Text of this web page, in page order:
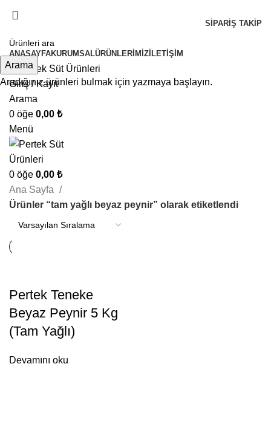
SIPARIŞ TAKIP
3.000 ₺ Ve Üzeri Alışverişlerde Ücretsiz Kargo !
ANASAYFAKURUMSALÜRÜNLERIMIZ İLETIŞIM
Giriş / Kayıt
Arama
0 öğe 0,00 ₺
Menü
0 öğe 0,00 ₺
Ana Sayfa
Ürünler “tam yağlı beyaz peynir” olarak etiketlendi
Pertek Teneke
Beyaz Peynir 5 Kg
(Tam Yağlı)
Devamını oku
Arama
Aradığınız ürünleri bulmak için yazmaya başlayın.